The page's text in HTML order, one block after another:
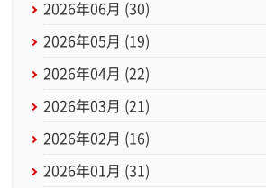
2026年06月 (30)
2026年05月 (19)
2026年04月 (22)
2026年03月 (21)
2026年02月 (16)
2026年01月 (31)